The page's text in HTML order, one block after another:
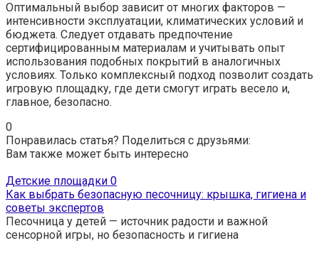
Оптимальный выбор зависит от многих факторов —
интенсивности эксплуатации, климатических условий и
бюджета. Следует отдавать предпочтение
сертифицированным материалам и учитывать опыт
использования подобных покрытий в аналогичных
условиях. Только комплексный подход позволит создать
игровую площадку, где дети смогут играть весело и,
главное, безопасно.
0
Понравилась статья? Поделиться с друзьями:
Вам также может быть интересно
Детские площадки 0
Как выбрать безопасную песочницу: крышка, гигиена и
советы экспертов
Песочница у детей — источник радости и важной
сенсорной игры, но безопасность и гигиена